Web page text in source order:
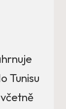
Tunisu